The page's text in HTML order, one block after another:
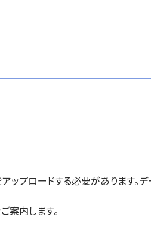
ップロードする必要があります。
案内します。